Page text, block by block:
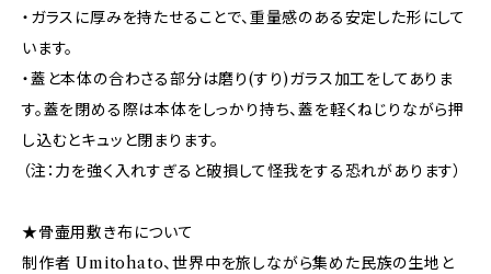
・ガラスに厚みを持たせることで、重量感のある安定した形にして
います。
・蓋と本体の合わさる部分は磨り(すり)ガラス加工をしてありま
す。蓋を閉める際は本体をしっかり持ち、蓋を軽くねじりながら押
し込むとキュッと閉まります。
（注：力を強く入れすぎると破損して怪我をする恐れがあります）
★骨壷用敷き布について
制作者 Umitohato、世界中を旅しながら集めた民族の生地と